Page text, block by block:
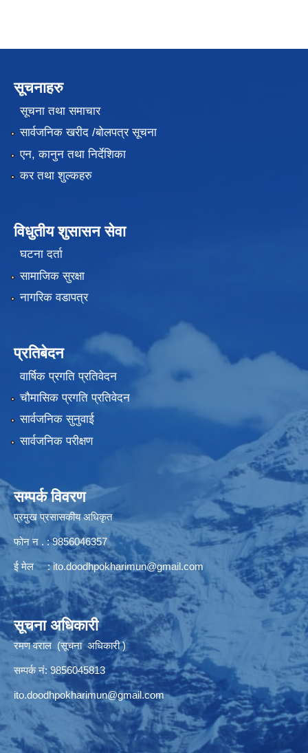
सूचनाहरु
सूचना तथा समाचार
सार्वजनिक खरीद /बोलपत्र सूचना
एन, कानुन तथा निर्देशिका
कर तथा शुल्कहरु
विधुतीय शुसासन सेवा
घटना दर्ता
सामाजिक सुरक्षा
नागरिक वडापत्र
प्रतिबेदन
वार्षिक प्रगति प्रतिवेदन
चौमासिक प्रगति प्रतिवेदन
सार्वजनिक सुनुवाई
सार्वजनिक परीक्षण
सम्पर्क विवरण
प्रमुख प्रसासकीय अधिकृत
फोन न . : 9856046357
ई मेल :ito.doodhpokharimun@gmail.com
सूचना अधिकारी
रमण वराल (सूचना अधिकारी )
सम्पर्क नं: 9856045813
ito.doodhpokharimun@gmail.com